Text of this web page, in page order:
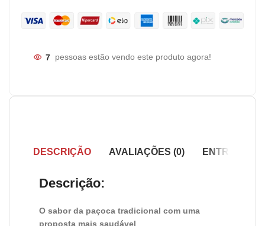
7 pessoas estão vendo este produto agora!
DESCRIÇÃO AVALIAÇÕES (0) ENTREGA
Descrição:
O sabor da paçoca tradicional com uma
proposta mais saudável